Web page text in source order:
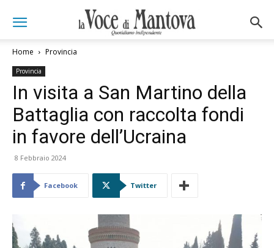
Home Provincia
Provincia
In visita a San Martino della
Battaglia con raccolta fondi
in favore dell’Ucraina
8 Febbraio 2024
Facebook Twitter